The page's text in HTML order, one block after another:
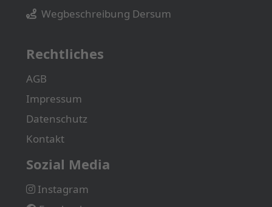
Wegbeschreibung Dersum
Rechtliches
AGB
Impressum
Datenschutz
Kontakt
Sozial Media
Instagram